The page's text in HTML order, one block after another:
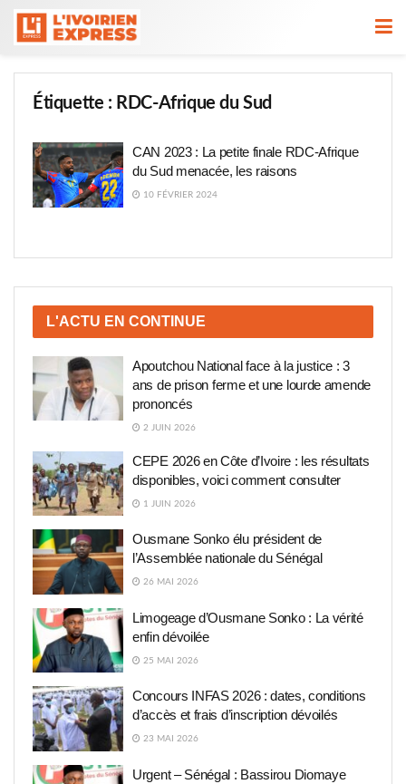
Étiquette : RDC-Afrique du Sud
CAN 2023 : La petite finale RDC-Afrique
du Sud menacée, les raisons
10 FÉVRIER 2024
L'ACTU EN CONTINUE
Apoutchou National face à la justice : 3
ans de prison ferme et une lourde amende
prononcés
2 JUIN 2026
CEPE 2026 en Côte d’Ivoire : les résultats
disponibles, voici comment consulter
1 JUIN 2026
Ousmane Sonko élu président de
l’Assemblée nationale du Sénégal
26 MAI 2026
Limogeage d’Ousmane Sonko : La vérité
enfin dévoilée
25 MAI 2026
Concours INFAS 2026 : dates, conditions
d’accès et frais d’inscription dévoilés
23 MAI 2026
Urgent – Sénégal : Bassirou Diomaye